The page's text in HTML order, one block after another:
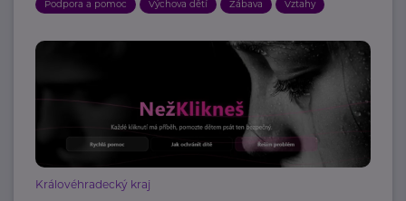
Podpora a pomoc Výchova dětí Zábava Vztahy
Královéhradecký kraj